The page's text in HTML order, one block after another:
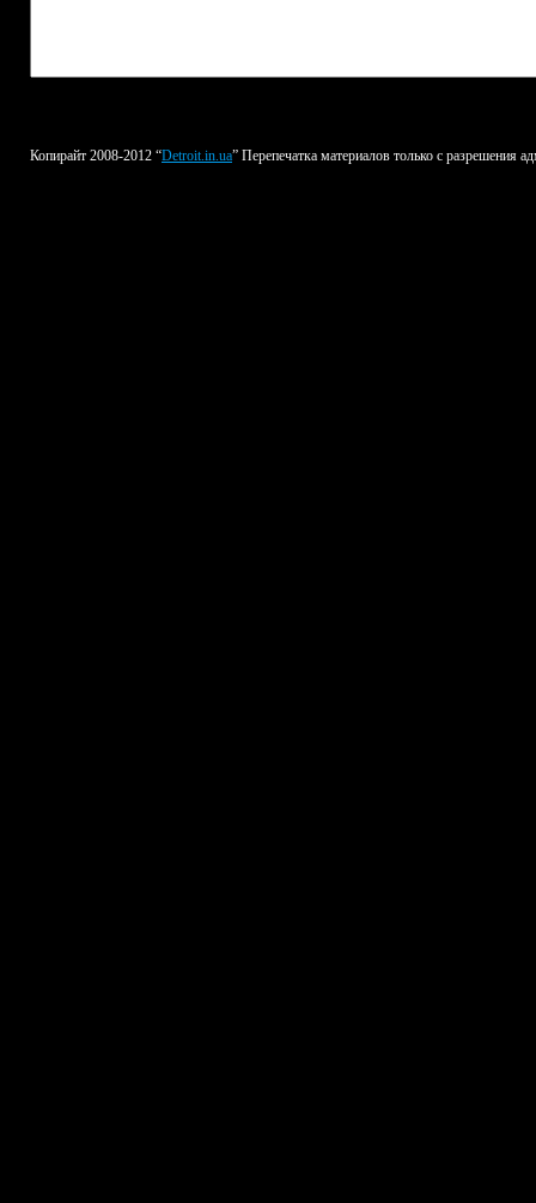
Копирайт 2008-2012 “Detroit.in.ua” Перепечатка материалов только с разрешения